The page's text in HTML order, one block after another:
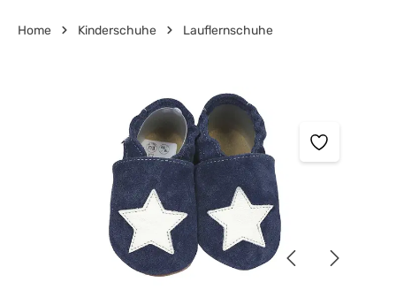
Home Kinderschuhe Lauflernschuhe
Bildergalerie überspringen